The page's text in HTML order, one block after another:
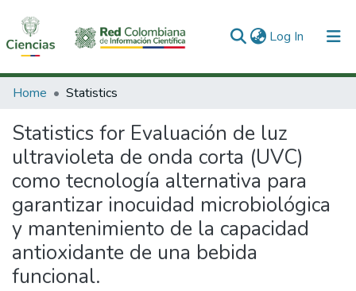
Log In (current)
Communities & Collections
All of DSpace
Home Statistics
Statistics for Evaluación de luz
ultravioleta de onda corta (UVC)
como tecnología alternativa para
garantizar inocuidad microbiológica
y mantenimiento de la capacidad
antioxidante de una bebida
funcional.